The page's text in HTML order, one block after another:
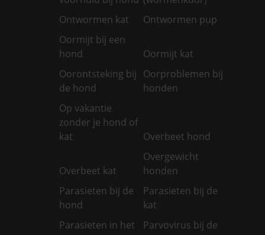
Ontwormen kat
Ontwormen pup
Oormijt bij een
hond
Oormijt kat
Oorontsteking bij
de hond
Oorproblemen bij
honden
Op vakantie
zonder je hond of
kat
Overbeet hond
Overbeet kat
Overgewicht
honden
Parasieten bij de
hond
Parasieten bij de
kat
Parasieten in het
Parvovirus bij de